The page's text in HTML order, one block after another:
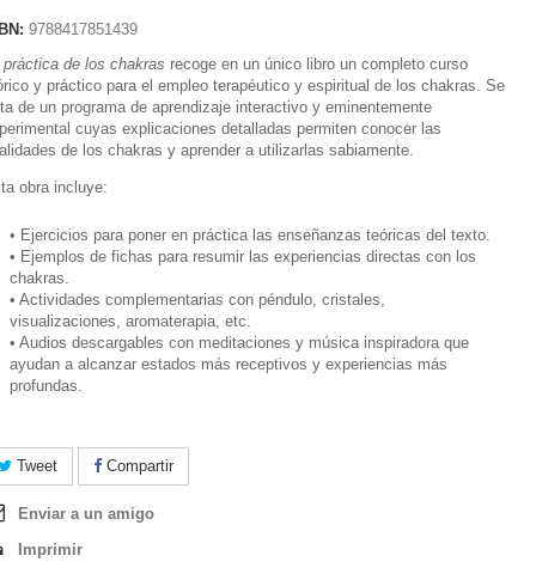
9788417851439
práctica de los chakras recoge en un único libro un completo curso
y práctico para el empleo terapéutico y espiritual de los chakras. Se
de un programa de aprendizaje interactivo y eminentemente
cuyas explicaciones detalladas permiten conocer las
de los chakras y aprender a utilizarlas sabiamente.
obra incluye:
• Ejercicios para poner en práctica las enseñanzas teóricas del texto.
• Ejemplos de fichas para resumir las experiencias directas con los
chakras.
• Actividades complementarias con péndulo, cristales,
visualizaciones, aromaterapia, etc.
• Audios descargables con meditaciones y música inspiradora que
ayudan a alcanzar estados más receptivos y experiencias más
profundas.
Tweet Compartir
Enviar a un amigo
Imprimir